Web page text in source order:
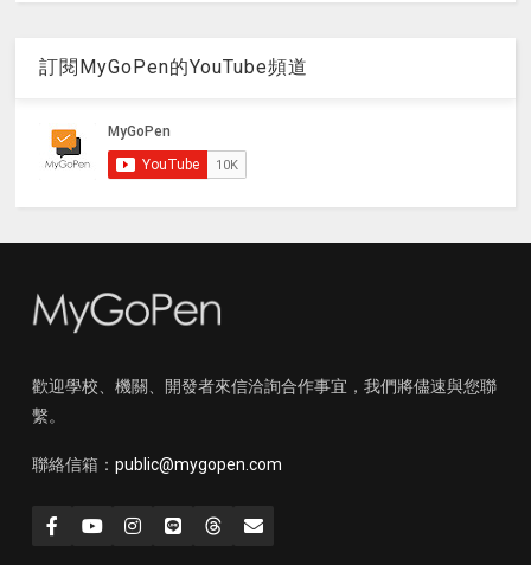
訂閱MyGoPen的YouTube頻道
歡迎學校、機關、開發者來信洽詢合作事宜，我們將儘速與您聯
繫。
聯絡信箱： public@mygopen.com